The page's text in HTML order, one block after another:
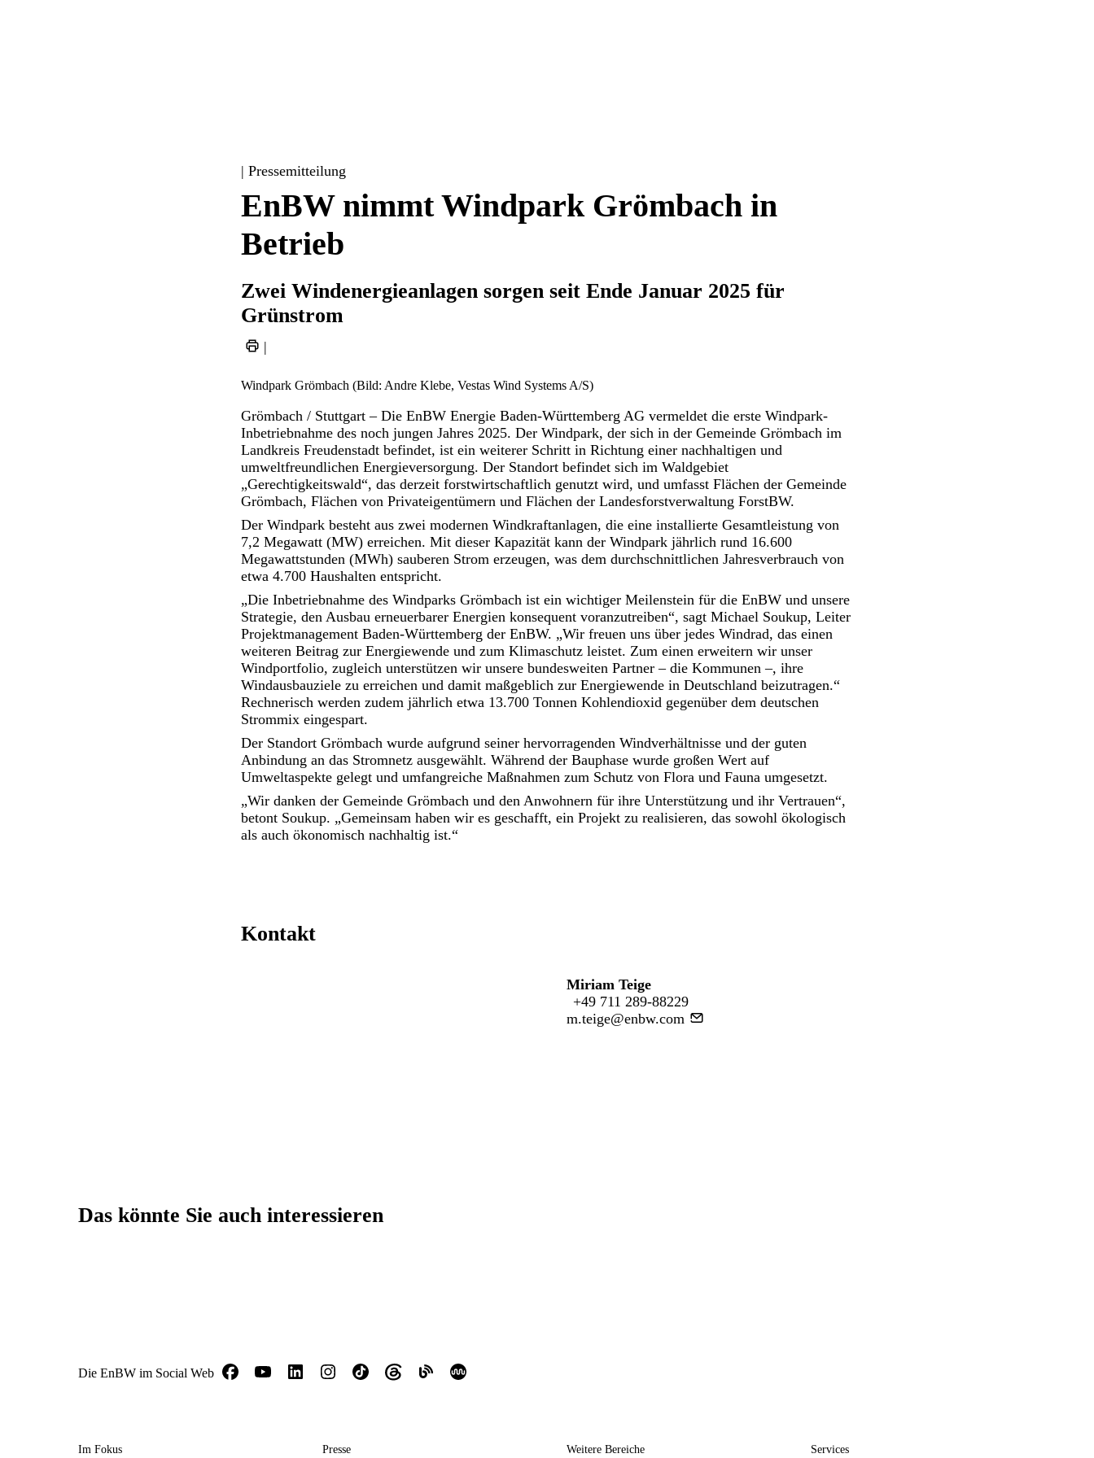
| Pressemitteilung
EnBW nimmt Windpark Grömbach in
Betrieb
Zwei Windenergieanlagen sorgen seit Ende Januar 2025 für
Grünstrom
|
Windpark Grömbach (Bild: Andre Klebe, Vestas Wind Systems A/S)
Grömbach / Stuttgart – Die EnBW Energie Baden-Württemberg AG vermeldet die erste Windpark-
Inbetriebnahme des noch jungen Jahres 2025. Der Windpark, der sich in der Gemeinde Grömbach im
Landkreis Freudenstadt befindet, ist ein weiterer Schritt in Richtung einer nachhaltigen und
umweltfreundlichen Energieversorgung. Der Standort befindet sich im Waldgebiet
„Gerechtigkeitswald“, das derzeit forstwirtschaftlich genutzt wird, und umfasst Flächen der Gemeinde
Grömbach, Flächen von Privateigentümern und Flächen der Landesforstverwaltung ForstBW.
Der Windpark besteht aus zwei modernen Windkraftanlagen, die eine installierte Gesamtleistung von
7,2 Megawatt (MW) erreichen. Mit dieser Kapazität kann der Windpark jährlich rund 16.600
Megawattstunden (MWh) sauberen Strom erzeugen, was dem durchschnittlichen Jahresverbrauch von
etwa 4.700 Haushalten entspricht.
„Die Inbetriebnahme des Windparks Grömbach ist ein wichtiger Meilenstein für die EnBW und unsere
Strategie, den Ausbau erneuerbarer Energien konsequent voranzutreiben“, sagt Michael Soukup, Leiter
Projektmanagement Baden-Württemberg der EnBW. „Wir freuen uns über jedes Windrad, das einen
weiteren Beitrag zur Energiewende und zum Klimaschutz leistet. Zum einen erweitern wir unser
Windportfolio, zugleich unterstützen wir unsere bundesweiten Partner – die Kommunen –, ihre
Windausbauziele zu erreichen und damit maßgeblich zur Energiewende in Deutschland beizutragen.“
Rechnerisch werden zudem jährlich etwa 13.700 Tonnen Kohlendioxid gegenüber dem deutschen
Strommix eingespart.
Der Standort Grömbach wurde aufgrund seiner hervorragenden Windverhältnisse und der guten
Anbindung an das Stromnetz ausgewählt. Während der Bauphase wurde großen Wert auf
Umweltaspekte gelegt und umfangreiche Maßnahmen zum Schutz von Flora und Fauna umgesetzt.
„Wir danken der Gemeinde Grömbach und den Anwohnern für ihre Unterstützung und ihr Vertrauen“,
betont Soukup. „Gemeinsam haben wir es geschafft, ein Projekt zu realisieren, das sowohl ökologisch
als auch ökonomisch nachhaltig ist.“
Kontakt
Miriam Teige
+49 711 289-88229
m.teige@enbw.com
Das könnte Sie auch interessieren
Die EnBW im Social Web
Im Fokus Presse Weitere Bereiche Services